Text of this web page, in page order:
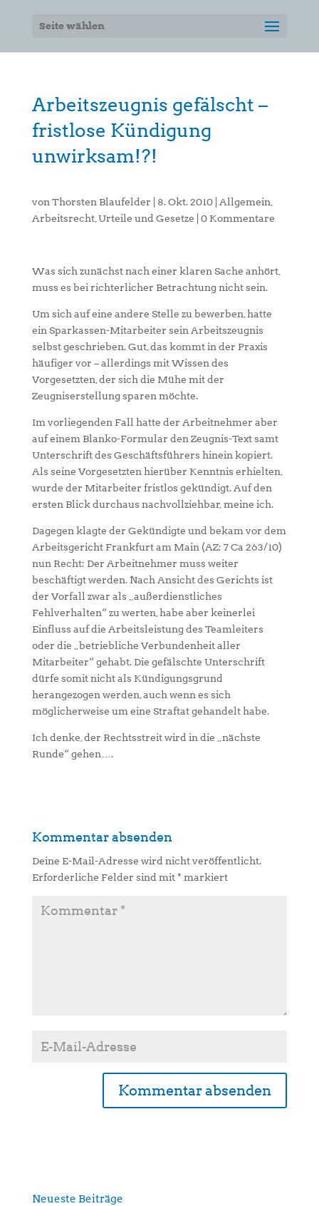
Seite wählen
Arbeitszeugnis gefälscht –
fristlose Kündigung
unwirksam!?!
von Thorsten Blaufelder 8. Okt. 2010| Allgemein
Arbeitsrecht, Urteile und Gesetze 0 Kommentare
Was sich zunächst nach einer klaren Sache anhört,
muss es bei richterlicher Betrachtung nicht sein.
Um sich auf eine andere Stelle zu bewerben, hatte
ein Sparkassen-Mitarbeiter sein Arbeitszeugnis
selbst geschrieben. Gut, das kommt in der Praxis
häufiger vor – allerdings mit Wissen des
Vorgesetzten, der sich die Mühe mit der
Zeugniserstellung sparen möchte.
Im vorliegenden Fall hatte der Arbeitnehmer aber
auf einem Blanko-Formular den Zeugnis-Text samt
Unterschrift des Geschäftsführers hinein kopiert.
Als seine Vorgesetzten hierüber Kenntnis erhielten,
wurde der Mitarbeiter fristlos gekündigt. Auf den
ersten Blick durchaus nachvollziehbar, meine ich.
Dagegen klagte der Gekündigte und bekam vor dem
Arbeitsgericht Frankfurt am Main (AZ: 7 Ca 263/10)
nun Recht: Der Arbeitnehmer muss weiter
beschäftigt werden. Nach Ansicht des Gerichts ist
der Vorfall zwar als „außerdienstliches
Fehlverhalten“ zu werten, habe aber keinerlei
Einfluss auf die Arbeitsleistung des Teamleiters
oder die „betriebliche Verbundenheit aller
Mitarbeiter“ gehabt. Die gefälschte Unterschrift
dürfe somit nicht als Kündigungsgrund
herangezogen werden, auch wenn es sich
möglicherweise um eine Straftat gehandelt habe.
Ich denke, der Rechtsstreit wird in die „nächste
Runde“ gehen….
Kommentar absenden
Deine E-Mail-Adresse wird nicht veröffentlicht.
Erforderliche Felder sind mit* markiert
n
Neueste Beiträge